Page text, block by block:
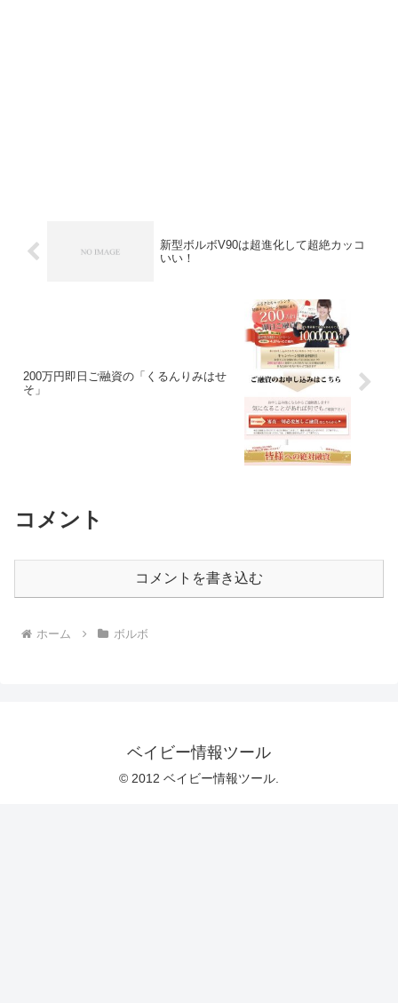
新型ボルボV90は超進化して超絶カッコ
いい！
200万円即日ご融資の「くるんりみはせ
そ」
コメント
コメントを書き込む
ホーム ボルボ
ベイビー情報ツール
© 2012 ベイビー情報ツール.